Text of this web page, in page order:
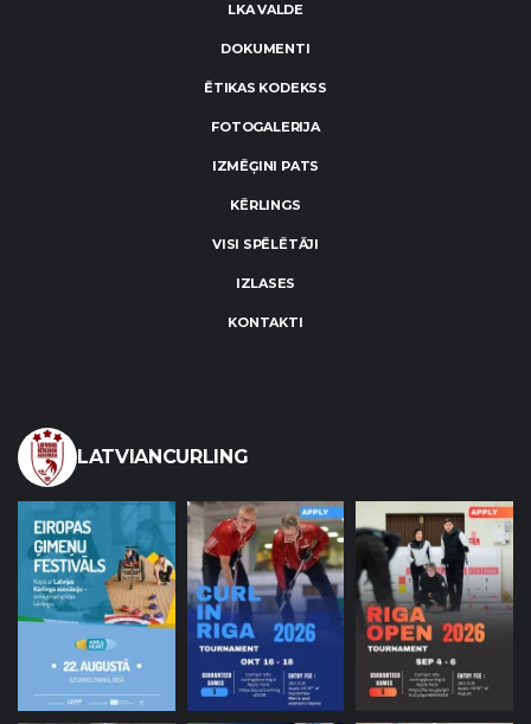
LKA VALDE
DOKUMENTI
ĒTIKAS KODEKSS
FOTOGALERIJA
IZMĒĢINI PATS
KĒRLINGS
VISI SPĒLĒTĀJI
IZLASES
KONTAKTI
LATVIANCURLING